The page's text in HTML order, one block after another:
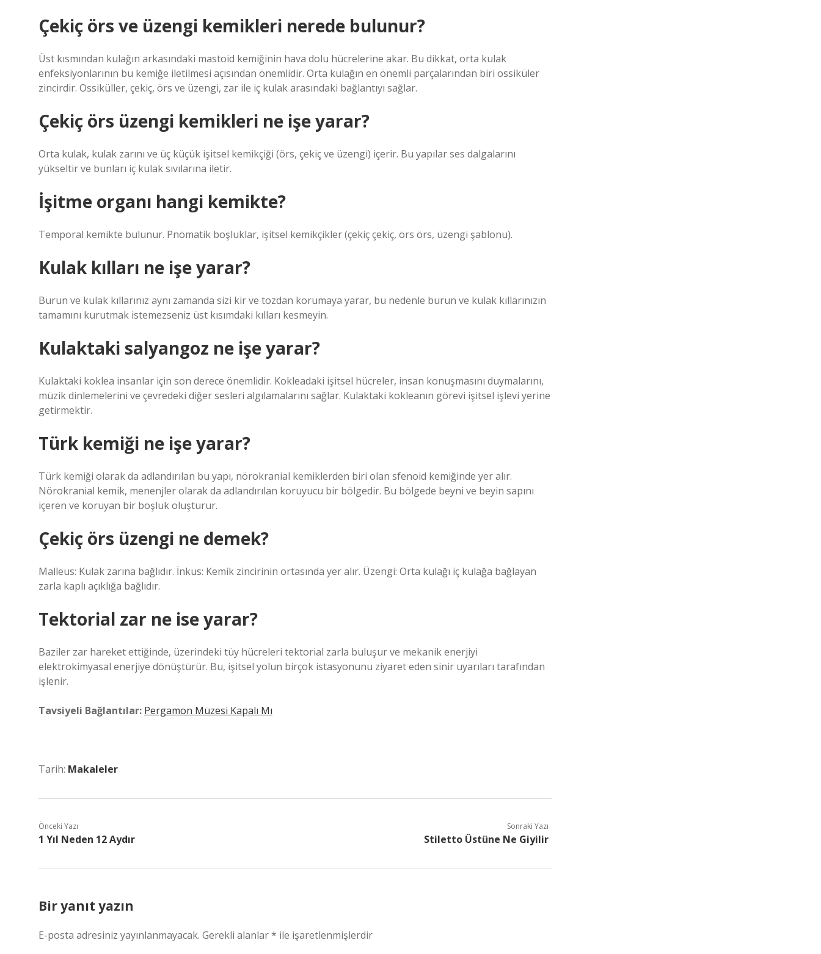
Çekiç örs ve üzengi kemikleri nerede bulunur?
Üst kısmından kulağın arkasındaki mastoid kemiğinin hava dolu hücrelerine akar. Bu dikkat, orta kulak
enfeksiyonlarının bu kemiğe iletilmesi açısından önemlidir. Orta kulağın en önemli parçalarından biri ossiküler
zincirdir. Ossiküller, çekiç, örs ve üzengi, zar ile iç kulak arasındaki bağlantıyı sağlar.
Çekiç örs üzengi kemikleri ne işe yarar?
Orta kulak, kulak zarını ve üç küçük işitsel kemikçiği (örs, çekiç ve üzengi) içerir. Bu yapılar ses dalgalarını
yükseltir ve bunları iç kulak sıvılarına iletir.
İşitme organı hangi kemikte?
Temporal kemikte bulunur. Pnömatik boşluklar, işitsel kemikçikler (çekiç çekiç, örs örs, üzengi şablonu).
Kulak kılları ne işe yarar?
Burun ve kulak kıllarınız aynı zamanda sizi kir ve tozdan korumaya yarar, bu nedenle burun ve kulak kıllarınızın
tamamını kurutmak istemezseniz üst kısımdaki kılları kesmeyin.
Kulaktaki salyangoz ne işe yarar?
Kulaktaki koklea insanlar için son derece önemlidir. Kokleadaki işitsel hücreler, insan konuşmasını duymalarını,
müzik dinlemelerini ve çevredeki diğer sesleri algılamalarını sağlar. Kulaktaki kokleanın görevi işitsel işlevi yerine
getirmektir.
Türk kemiği ne işe yarar?
Türk kemiği olarak da adlandırılan bu yapı, nörokranial kemiklerden biri olan sfenoid kemiğinde yer alır.
Nörokranial kemik, menenjler olarak da adlandırılan koruyucu bir bölgedir. Bu bölgede beyni ve beyin sapını
içeren ve koruyan bir boşluk oluşturur.
Çekiç örs üzengi ne demek?
Malleus: Kulak zarına bağlıdır. İnkus: Kemik zincirinin ortasında yer alır. Üzengi: Orta kulağı iç kulağa bağlayan
zarla kaplı açıklığa bağlıdır.
Tektorial zar ne ise yarar?
Baziler zar hareket ettiğinde, üzerindeki tüy hücreleri tektorial zarla buluşur ve mekanik enerjiyi
elektrokimyasal enerjiye dönüştürür. Bu, işitsel yolun birçok istasyonunu ziyaret eden sinir uyarıları tarafından
işlenir.
Tavsiyeli Bağlantılar: Pergamon Müzesi Kapalı Mı
Tarih: Makaleler
Önceki Yazı
1 Yıl Neden 12 Aydır
Sonraki Yazı
Stiletto Üstüne Ne Giyilir
Bir yanıt yazın
E-posta adresiniz yayınlanmayacak. Gerekli alanlar* ile işaretlenmişlerdir